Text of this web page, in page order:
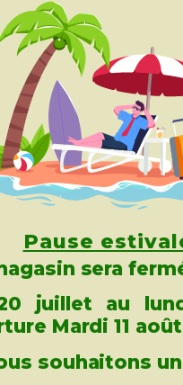
Nos articles
Pause
sera
juillet au
Mardi 11 août
souhaitons